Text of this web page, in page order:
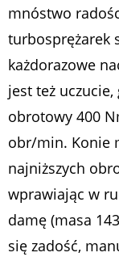
mnóstwo
turbosprężarek
każdorazowe
jest też
obrotowy 400
obr/min. Konie
najniższych
wprawiając w
damę (masa
się zadość,